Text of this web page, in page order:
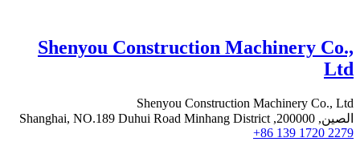
Shenyou Construction Machinery Co.,
Ltd
Shenyou Construction Machinery Co., Ltd
الصين, 200000, Shanghai, NO.189 Duhui Road Minhang District
+86 139 1720 2279